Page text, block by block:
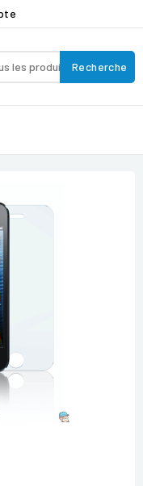
Recherche